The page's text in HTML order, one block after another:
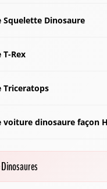
Squelette Dinosaure
T-Rex
Triceratops
voiture dinosaure façon